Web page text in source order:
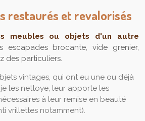
restaurés et revalorisés
meubles ou objets d'un autre
escapades brocante, vide grenier,
des particuliers.
vintages, qui ont eu une ou déjà
les nettoye, leur apporte les
à leur remise en beauté
vrillettes notamment).